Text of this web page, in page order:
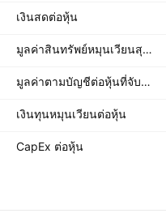
เงินสดต่อหุ้น
มูลค่าสินทรัพย์หมุนเวียนสุทธิต่อหุ้น
มูลค่าตามบัญชีต่อหุ้นที่จับต้องได้
เงินทุนหมุนเวียนต่อหุ้น
CapEx ต่อหุ้น